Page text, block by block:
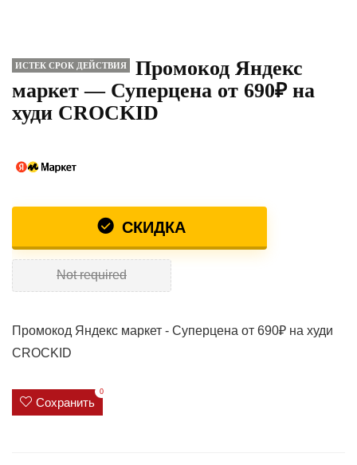
ИСТЕК СРОК ДЕЙСТВИЯ
Промокод Яндекс
маркет — Суперцена от 690₽ на
худи CROCKID
СКИДКА
Not required
Промокод Яндекс маркет - Суперцена от 690₽ на худи
CROCKID
Сохранить
0